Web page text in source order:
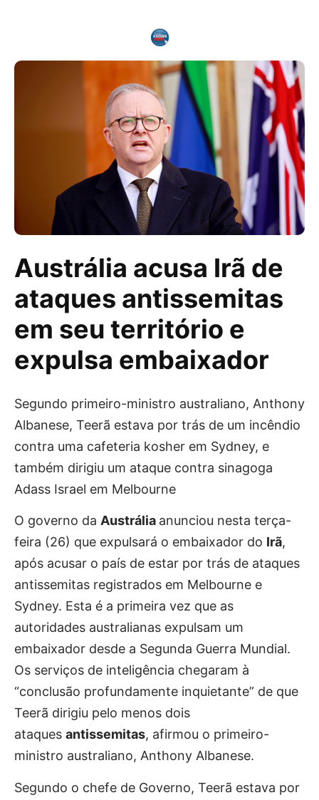
Austrália acusa Irã de
ataques antissemitas
em seu território e
expulsa embaixador
Segundo primeiro-ministro australiano, Anthony
Albanese, Teerã estava por trás de um incêndio
contra uma cafeteria kosher em Sydney, e
também dirigiu um ataque contra sinagoga
Adass Israel em Melbourne
O governo da Austrália anunciou nesta terça-
feira (26) que expulsará o embaixador do Irã,
após acusar o país de estar por trás de ataques
antissemitas registrados em Melbourne e
Sydney. Esta é a primeira vez que as
autoridades australianas expulsam um
embaixador desde a Segunda Guerra Mundial.
Os serviços de inteligência chegaram à
“conclusão profundamente inquietante” de que
Teerã dirigiu pelo menos dois
ataques antissemitas, afirmou o primeiro-
ministro australiano, Anthony Albanese.
Segundo o chefe de Governo, Teerã estava por